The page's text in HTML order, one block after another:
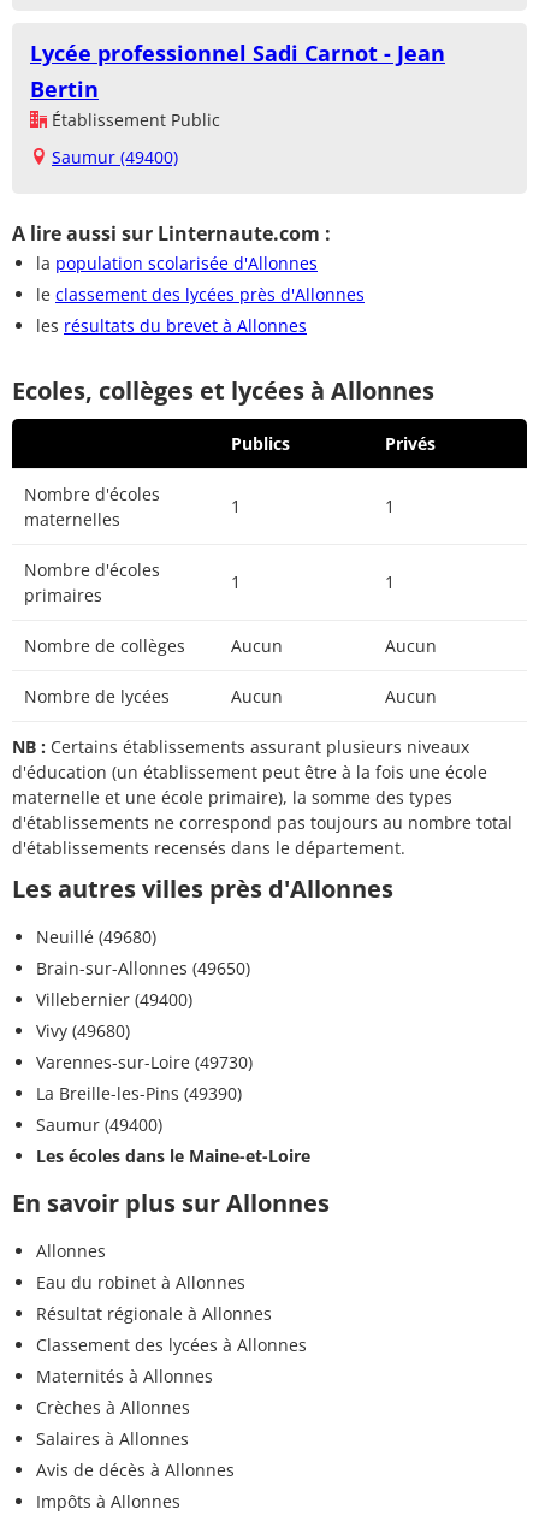
Lycée professionnel Sadi Carnot - Jean
Bertin
Établissement Public
Saumur (49400)
A lire aussi sur Linternaute.com :
la population scolarisée d'Allonnes
le classement des lycées près d'Allonnes
les résultats du brevet à Allonnes
Ecoles, collèges et lycées à Allonnes
Publics Privés
Nombre d'écoles
maternelles
1 1
Nombre d'écoles
primaires
1 1
Nombre de collèges Aucun Aucun
Nombre de lycées Aucun Aucun
NB : Certains établissements assurant plusieurs niveaux
d'éducation (un établissement peut être à la fois une école
maternelle et une école primaire), la somme des types
d'établissements ne correspond pas toujours au nombre total
d'établissements recensés dans le département.
Les autres villes près d'Allonnes
Neuillé (49680)
Brain-sur-Allonnes (49650)
Villebernier (49400)
Vivy (49680)
Varennes-sur-Loire (49730)
La Breille-les-Pins (49390)
Saumur (49400)
Les écoles dans le Maine-et-Loire
En savoir plus sur Allonnes
Allonnes
Eau du robinet à Allonnes
Résultat régionale à Allonnes
Classement des lycées à Allonnes
Maternités à Allonnes
Crèches à Allonnes
Salaires à Allonnes
Avis de décès à Allonnes
Impôts à Allonnes